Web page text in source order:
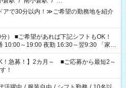
アで30分以内！≫ご希望の勤務地を紹介
もOK！
～19:00 夜勤 16:30～翌9:30 「家族
「余裕を持って夕飯の準備がしたい」
くない」 など、ご希望を教えてください
勤務時間。 合計で週40時間を超える場
！急募！】2カ月～ ■ご応募から最短2～
！